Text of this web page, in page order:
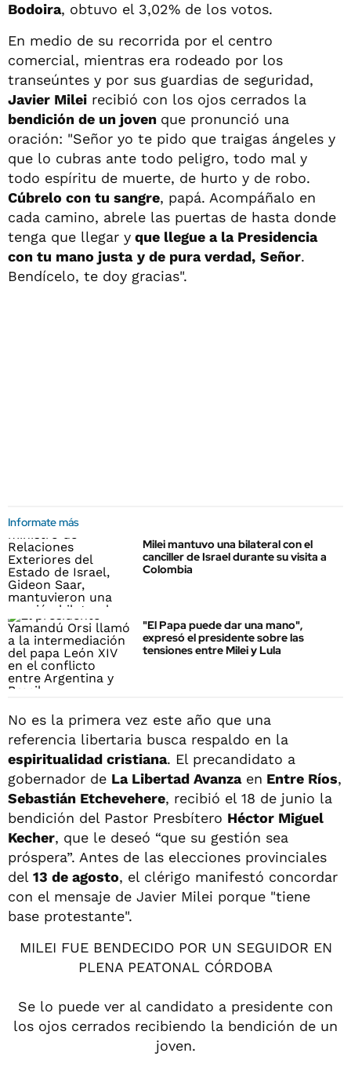
Bodoira, obtuvo el 3,02% de los votos.
En medio de su recorrida por el centro
comercial, mientras era rodeado por los
transeúntes y por sus guardias de seguridad,
Javier Milei recibió con los ojos cerrados la
bendición de un joven que pronunció una
oración: "Señor yo te pido que traigas ángeles y
que lo cubras ante todo peligro, todo mal y
todo espíritu de muerte, de hurto y de robo.
Cúbrelo con tu sangre, papá. Acompáñalo en
cada camino, abrele las puertas de hasta donde
tenga que llegar y que llegue a la Presidencia
con tu mano justa y de pura verdad, Señor.
Bendícelo, te doy gracias".
Informate más
Milei mantuvo una bilateral con el
canciller de Israel durante su visita a
Colombia
"El Papa puede dar una mano",
expresó el presidente sobre las
tensiones entre Milei y Lula
No es la primera vez este año que una
referencia libertaria busca respaldo en la
espiritualidad cristiana. El precandidato a
gobernador de La Libertad Avanzaen Entre Ríos,
Sebastián Etchevehere, recibió el 18 de junio la
bendición del Pastor Presbítero Héctor Miguel
Kecher, que le deseó “que su gestión sea
próspera”. Antes de las elecciones provinciales
del 13 de agosto, el clérigo manifestó concordar
con el mensaje de Javier Milei porque "tiene
base protestante".
MILEI FUE BENDECIDO POR UN SEGUIDOR EN
PLENA PEATONAL CÓRDOBA
Se lo puede ver al candidato a presidente con
los ojos cerrados recibiendo la bendición de un
joven.